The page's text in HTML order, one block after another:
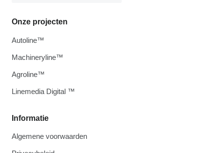
Informatie
Algemene voorwaarden
Onze projecten
Autoline™
Machineryline™
Agroline™
Linemedia Digital ™